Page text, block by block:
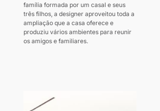
família formada por um casal e seus
três filhos, a designer aproveitou toda a
ampliação que a casa oferece e
produziu vários ambientes para reunir
os amigos e familiares.